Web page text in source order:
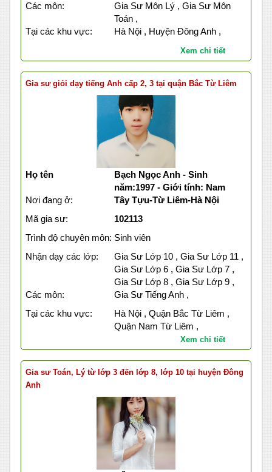
Các môn:
Gia Sư Môn Lý , Gia Sư Môn
Toán ,
Tại các khu vực:
Hà Nội , Huyện Đông Anh ,
Xem chi tiết
Gia sư giỏi dạy tiếng Anh cấp 2, 3 tại quận Bắc Từ Liêm
Họ tên
Bạch Ngọc Anh - Sinh
năm:1997 - Giới tính: Nam
Nơi đang ở:
Tây Tựu-Từ Liêm-Hà Nội
Mã gia sư:
102113
Trình độ chuyên môn: Sinh viên
Nhận dạy các lớp:
Gia Sư Lớp 10 , Gia Sư Lớp 11 ,
Gia Sư Lớp 6 , Gia Sư Lớp 7 ,
Gia Sư Lớp 8 , Gia Sư Lớp 9 ,
Các môn:
Gia Sư Tiếng Anh ,
Tại các khu vực:
Hà Nội , Quận Bắc Từ Liêm ,
Quận Nam Từ Liêm ,
Xem chi tiết
Gia sư Toán, Lý từ lớp 3 đến lớp 8, lớp 10 tại huyện Đông
Anh